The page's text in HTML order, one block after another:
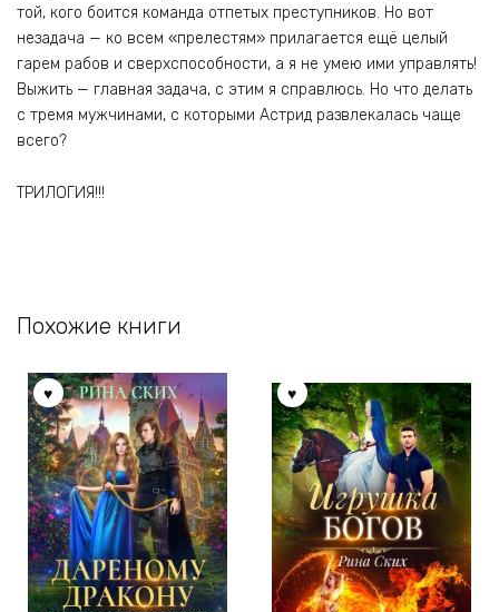
той, кого боится команда отпетых преступников. Но вот
незадача — ко всем «прелестям» прилагается ещё целый
гарем рабов и сверхспособности, а я не умею ими управлять!
Выжить — главная задача, с этим я справлюсь. Но что делать
с тремя мужчинами, с которыми Астрид развлекалась чаще
всего?
ТРИЛОГИЯ!!!
Похожие книги